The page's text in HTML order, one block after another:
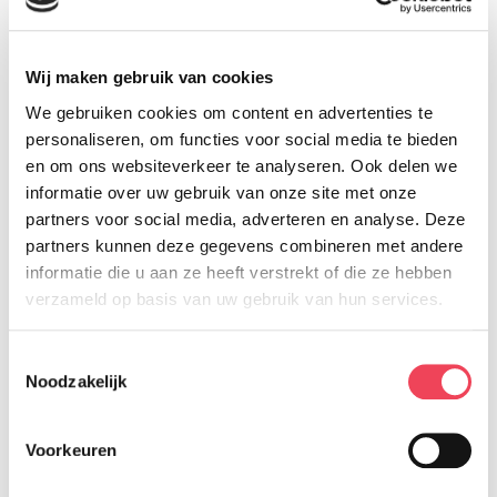
Wij maken gebruik van cookies
We gebruiken cookies om content en advertenties te
personaliseren, om functies voor social media te bieden
en om ons websiteverkeer te analyseren. Ook delen we
informatie over uw gebruik van onze site met onze
partners voor social media, adverteren en analyse. Deze
partners kunnen deze gegevens combineren met andere
informatie die u aan ze heeft verstrekt of die ze hebben
verzameld op basis van uw gebruik van hun services.
Noodzakelijk
Voorkeuren
dus!
Blijf weg van vuurwerk
Of liever: weg met al dat vuurwerk. De
politiek steekt nog steeds haar kop in het
zand, want de lobbyisten van de
vuurwerkindustrie weten precies welke
kamerleden en regeringsleden zich graag
laten masseren. Dus is het bezit van
Voetbalhooligans die met vuurwerk naar
pakketjes aan een deur hangen of die auto’s